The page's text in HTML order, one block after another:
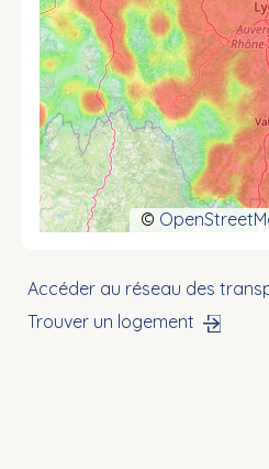
©
Accéder au réseau des
Trouver un logement